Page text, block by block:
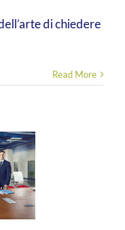
di chiedere
Read More